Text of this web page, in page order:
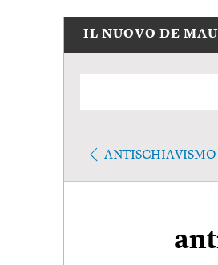
IL NUOVO DE
ANTISCHIAVISMO